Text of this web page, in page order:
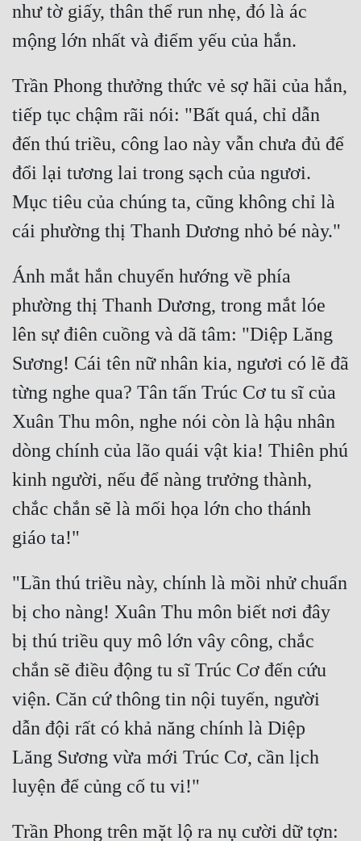
Phong Thủy - Tâm Linh
Phương Tây
Phản Phái
Quan Trường
Quân Sự
Sảng Văn
Sắc
Sủng
Thanh Xuân
Tiên Hiệp
Tiểu Thuyết
Trinh Thám
Triều Đấu
Trọng Sinh
Tu Chân
Tu Tiên
Võng Du
Xuyên Không
Xuyên Nhanh
Xuyên Sách
Xuyên Thư
như tờ giấy, thân thể run nhẹ, đó là ác
Trần Phong thưởng thức vẻ sợ hãi của hắn,
tiếp tục chậm rãi nói: "Bất quá, chỉ dẫn
đến thú triều, công lao này vẫn chưa đủ để
đổi lại tương lai trong sạch của ngươi.
Mục tiêu của chúng ta, cũng không chỉ là
Ánh mắt hắn chuyển hướng về phía
phường thị Thanh Dương, trong mắt lóe
lên sự điên cuồng và dã tâm: "Diệp Lăng
Sương! Cái tên nữ nhân kia, ngươi có lẽ đã
từng nghe qua? Tân tấn Trúc Cơ tu sĩ của
Xuân Thu môn, nghe nói còn là hậu nhân
dòng chính của lão quái vật kia! Thiên phú
kinh người, nếu để nàng trưởng thành,
chắc chắn sẽ là mối họa lớn cho thánh
"Lần thú triều này, chính là mồi nhử chuẩn
bị cho nàng! Xuân Thu môn biết nơi đây
bị thú triều quy mô lớn vây công, chắc
chắn sẽ điều động tu sĩ Trúc Cơ đến cứu
viện. Căn cứ thông tin nội tuyến, người
dẫn đội rất có khả năng chính là Diệp
Lăng Sương vừa mới Trúc Cơ, cần lịch
Trần Phong trên mặt lộ ra nụ cười dữ tợn: